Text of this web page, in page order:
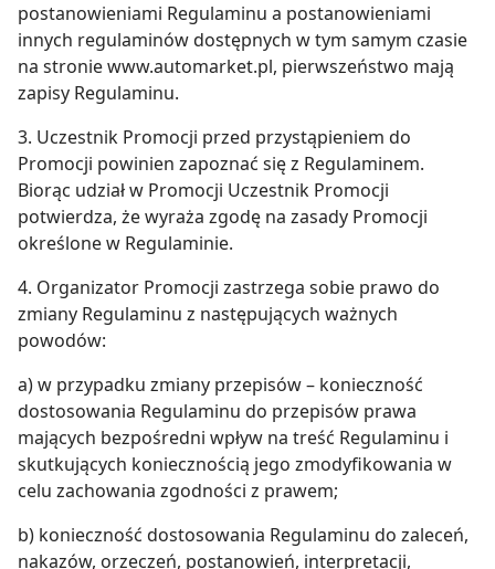
postanowieniami Regulaminu a postanowieniami
innych regulaminów dostępnych w tym samym czasie
na stronie www.automarket.pl, pierwszeństwo mają
zapisy Regulaminu.
3. Uczestnik Promocji przed przystąpieniem do
Promocji powinien zapoznać się z Regulaminem.
Biorąc udział w Promocji Uczestnik Promocji
potwierdza, że wyraża zgodę na zasady Promocji
określone w Regulaminie.
4. Organizator Promocji zastrzega sobie prawo do
zmiany Regulaminu z następujących ważnych
powodów:
a) w przypadku zmiany przepisów – konieczność
dostosowania Regulaminu do przepisów prawa
mających bezpośredni wpływ na treść Regulaminu i
skutkujących koniecznością jego zmodyfikowania w
celu zachowania zgodności z prawem;
b) konieczność dostosowania Regulaminu do zaleceń,
nakazów, orzeczeń, postanowień, interpretacji,